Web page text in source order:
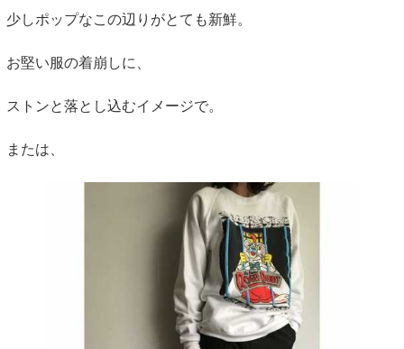
少しポップなこの辺りがとても新鮮。
お堅い服の着崩しに、
ストンと落とし込むイメージで。
または、